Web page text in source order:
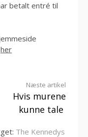
betalt entré til
her
Næste artikel
Hvis murene
kunne tale
The Kennedys